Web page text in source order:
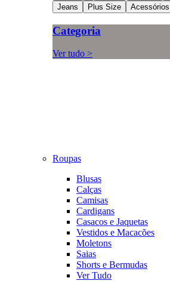
Jeans
Plus Size Acessórios
Categoria
Ver tudo >
Roupas
Blusas
Calças
Camisas
Cardigans
Casacos e Jaquetas
Vestidos e Macacões
Moletons
Saias
Shorts e Bermudas
Ver Tudo